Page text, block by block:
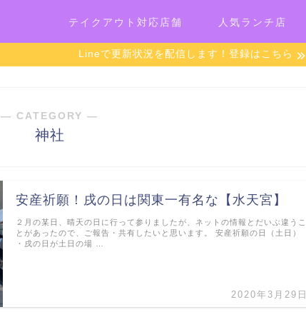
テイクアウト対応店舗 人気ランチ店
Lineで更新状況を配信します！登録はこちら
― CATEGORY ―
神社
安産祈願！戌の日は関東一有名な【水天宮】
2020年3月29日
２月の某日、晴天の日に行って参りましたが、ネットの情報とだいぶ違うこ
とがあったので、ご報告・共有したいと思います。 安産祈願の日（土日）
・戌の日が土日の場 …